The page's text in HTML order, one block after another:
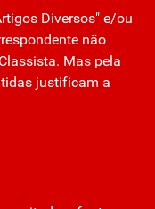
Diversos" e/ou
não
Mas pela
justificam a